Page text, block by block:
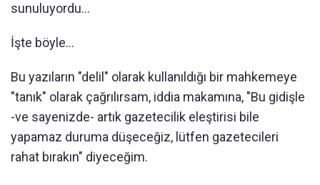
sunuluyordu...
İşte böyle...
Bu yazıların "delil" olarak kullanıldığı bir mahkemeye
"tanık" olarak çağrılırsam, iddia makamına, "Bu gidişle
-ve sayenizde- artık gazetecilik eleştirisi bile
yapamaz duruma düşeceğiz, lütfen gazetecileri
rahat bırakın" diyeceğim.